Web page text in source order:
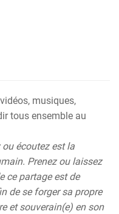
musiques,
tous ensemble au
écoutez est la
Prenez ou laissez
ce partage est de
de se forger sa propre
et souverain(e) en son